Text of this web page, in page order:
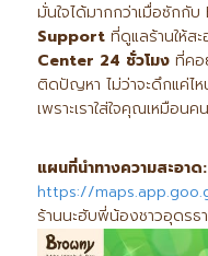
มั่นใจได้มากกว่าเมื่อซักกับ
Support ที่ดูแลร้านให้ส
Center 24 ชั่วโมง ที่คอ
ติดปัญหา ไม่ว่าจะดึกแค่ไ
เพราะเราใส่ใจคุณเหมือน
แผนที่นำทางความสะอาด:
https://
ร้านนะฮับพี่น้องชาวอุดรธ